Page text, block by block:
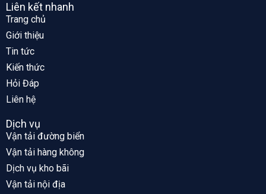
Liên kết nhanh
Trang chủ
Giới thiệu
Tin tức
Kiến thức
Hỏi Đáp
Liên hệ
Dịch vụ
Vận tải đường biển
Vận tải hàng không
Dịch vụ kho bãi
Vận tải nội địa